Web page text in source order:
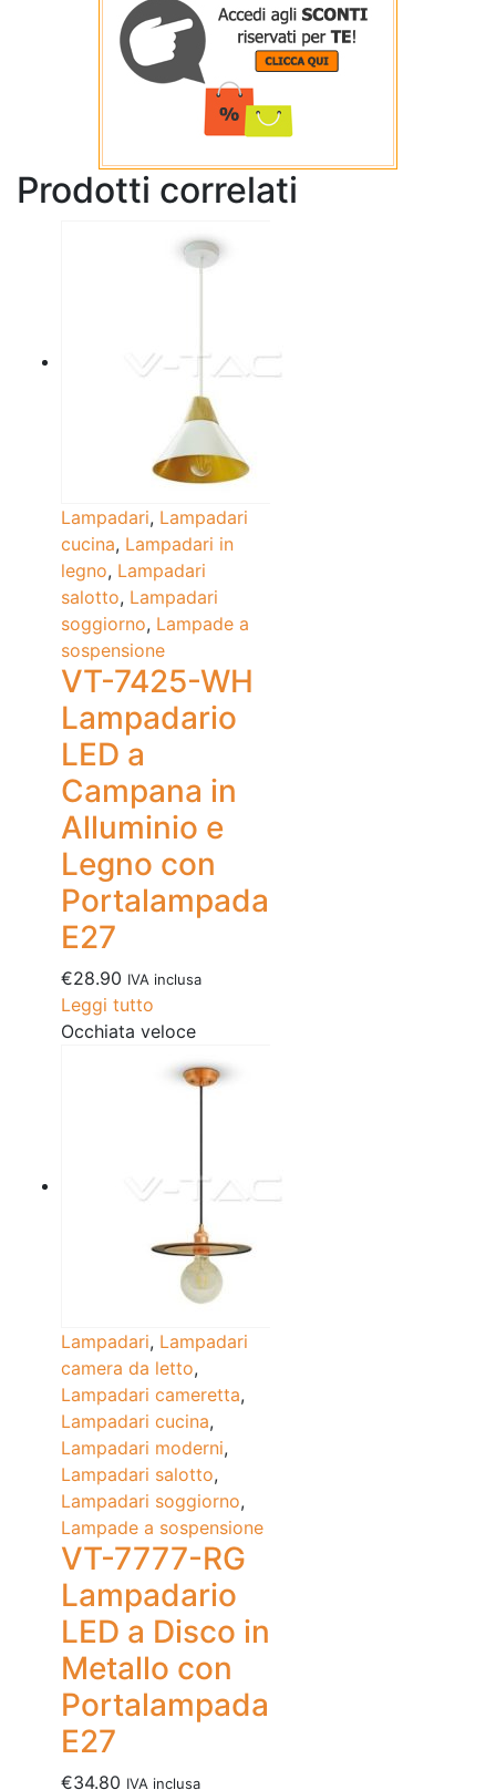
Prodotti correlati
Lampadari, Lampadari
cucina, Lampadari in
legno, Lampadari
salotto, Lampadari
soggiorno, Lampade a
sospensione
VT-7425-WH
Lampadario
LED a
Campana in
Alluminio e
Legno con
Portalampada
E27
€28.90 IVA inclusa
Leggi tutto
Occhiata veloce
Lampadari, Lampadari
camera da letto,
Lampadari cameretta,
Lampadari cucina,
Lampadari moderni,
Lampadari salotto,
Lampadari soggiorno,
Lampade a sospensione
VT-7777-RG
Lampadario
LED a Disco in
Metallo con
Portalampada
E27
€34.80 IVA inclusa